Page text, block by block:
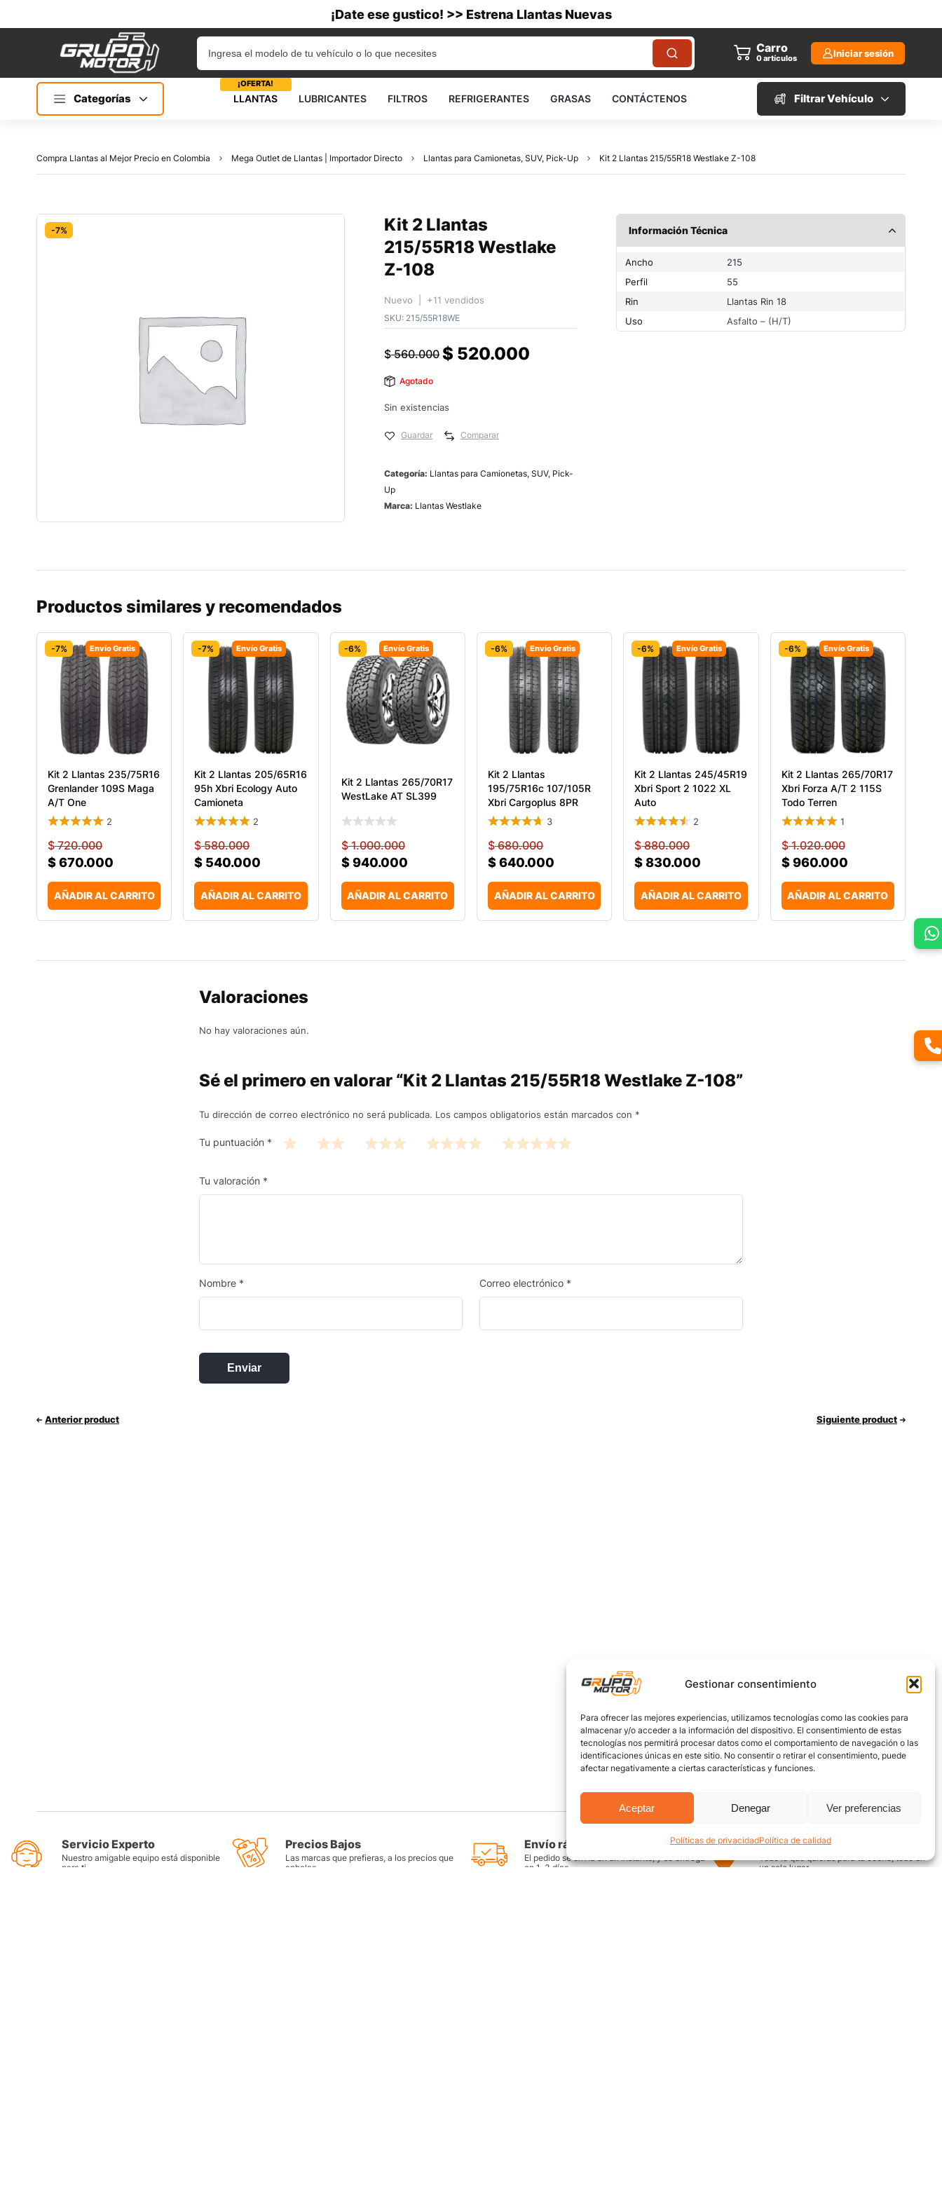
Gestionar consentimiento
Para ofrecer las mejores experiencias, utilizamos tecnologías como las cookies para
almacenar y/o acceder a la información del dispositivo. El consentimiento de estas
tecnologías nos permitirá procesar datos como el comportamiento de navegación o las
identificaciones únicas en este sitio. No consentir o retirar el consentimiento, puede
afectar negativamente a ciertas características y funciones.
Aceptar Denegar Ver preferencias
Políticas de privacidadPolítica de calidad
¡Date ese gustico! >> Estrena Llantas Nuevas
Carro
0artículos Iniciar sesión
Categorías LLANTAS
¡OFERTA!
LUBRICANTES FILTROS REFRIGERANTES GRASAS CONTÁCTENOS Filtrar Vehículo
Compra Llantas al Mejor Precio en Colombia Mega Outlet de Llantas | Importador Directo Llantas para Camionetas, SUV, Pick-Up Kit 2 Llantas 215/55R18 Westlake Z-108
-7%
Kit 2 Llantas
215/55R18 Westlake
Z-108
Nuevo | +11 vendidos
SKU: 215/55R18WE
$560.000 $ 520.000
Agotado
Sin existencias
Guardar Comparar
Categoría: Llantas para Camionetas, SUV, Pick-
Up
Marca: Llantas Westlake
Información Técnica
Ancho
215
Perfil
55
Rin
Llantas Rin 18
Uso
Asfalto – (H/T)
Productos similares y recomendados
-7% Envío Gratis
Kit 2 Llantas 235/75R16
Grenlander 109S Maga
A/T One
2
$720.000
$670.000
AÑADIR AL CARRITO
-7% Envío Gratis
Kit 2 Llantas 205/65R16
95h Xbri Ecology Auto
Camioneta
2
$580.000
$ 540.000
AÑADIR AL CARRITO
-6% Envío Gratis
Kit 2 Llantas 265/70R17
WestLake AT SL399
$1.000.000
$940.000
AÑADIR AL CARRITO
-6% Envío Gratis
Kit 2 Llantas
195/75R16c 107/105R
Xbri Cargoplus 8PR
Carg
3
$680.000
$640.000
AÑADIR AL CARRITO
-6% Envío Gratis
Kit 2 Llantas 245/45R19
Xbri Sport 2 1022 XL
Auto
2
$880.000
$830.000
AÑADIR AL CARRITO
-6% Envío Gratis
Kit 2 Llantas 265/70R17
Xbri Forza A/T 2 115S
Todo Terren
1
$1.020.000
$960.000
AÑADIR AL CARRITO
Valoraciones
No hay valoraciones aún.
Sé el primero en valorar “Kit 2 Llantas 215/55R18 Westlake Z-108”
Tu dirección de correo electrónico no será publicada. Los campos obligatorios están marcados con *
Tu puntuación *
Tu valoración *
Nombre * Correo electrónico *
Anterior product Siguiente product
Servicio Experto
Nuestro amigable equipo está disponible
para ti
Precios Bajos
Las marcas que prefieras, a los precios que
anhelas
Envío rápido y seguro
El pedido se envía en un instante, y se entrega
en 1-3 días
Encuentra aquí
Todo lo que quieras para tu coche, todo en
un solo lugar